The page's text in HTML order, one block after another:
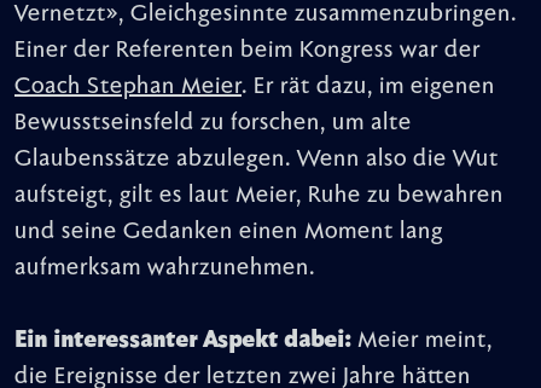
Vernetzt», Gleichgesinnte zusammenzubringen.
Einer der Referenten beim Kongress war der
Coach Stephan Meier. Er rät dazu, im eigenen
Bewusstseinsfeld zu forschen, um alte
Glaubenssätze abzulegen. Wenn also die Wut
aufsteigt, gilt es laut Meier, Ruhe zu bewahren
und seine Gedanken einen Moment lang
aufmerksam wahrzunehmen.
Ein interessanter Aspekt dabei: Meier meint,
die Ereignisse der letzten zwei Jahre hätten